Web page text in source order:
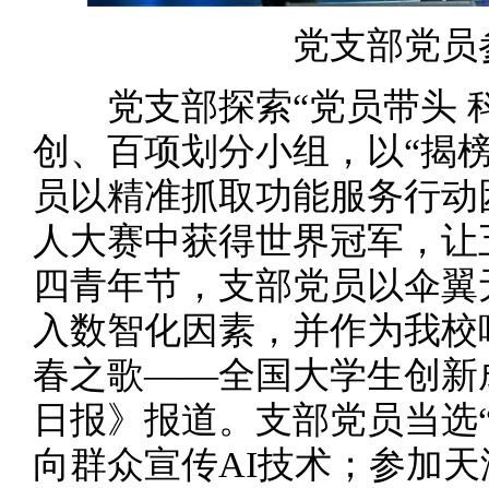
党支部党
党支部探索“党员带头
创、百项划分小组，以“揭
员以精准抓取功能服务行
人大赛中获得世界冠军，
四青年节，支部党员以伞
入数智化因素，并作为我
春之歌——全国大学生创新
日报》报道。支部党员当
向群众宣传AI技术；参加